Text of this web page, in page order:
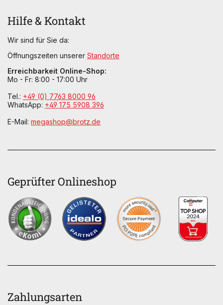
Hilfe & Kontakt
Wir sind für Sie da:
Öffnungszeiten unserer Standorte
Erreichbarkeit Online-Shop:
Mo - Fr: 8:00 - 17:00 Uhr
Tel.: +49 (0) 7763 8000 96
WhatsApp: +49 175 5908 396
E-Mail: megashop@brotz.de
Geprüfter Onlineshop
Zahlungsarten